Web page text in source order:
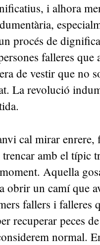
i alhora
procés de
falleres
de vestir que no
La revolució
cal mirar
amb el típic
Aquella
obrir un camí que
fallers i falleres
recuperar peces
normal.